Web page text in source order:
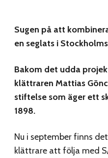
Sugen på att
en seglats i
Bakom det udda
klättraren Mattias
stiftelse som äger ett
1898.
Nu i september finns
klättrare att följa med